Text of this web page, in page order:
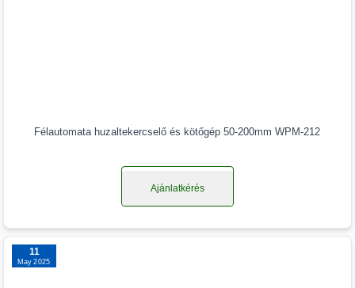
Félautomata huzaltekercselő és kötőgép 50-200mm WPM-212
Ajánlatkérés
11
May 2025